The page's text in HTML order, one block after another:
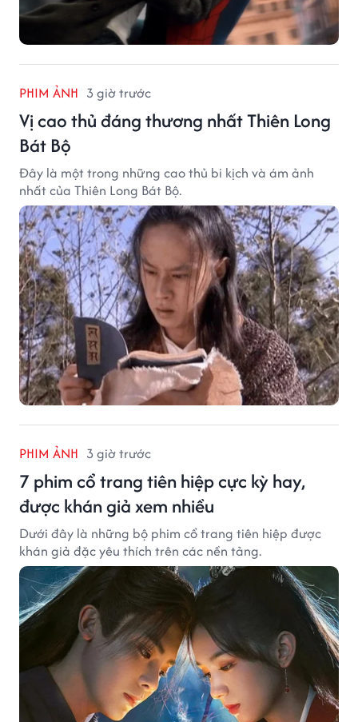
PHIM ẢNH 3 giờ trước
Vị cao thủ đáng thương nhất Thiên Long
Bát Bộ
Đây là một trong những cao thủ bi kịch và ám ảnh
nhất của Thiên Long Bát Bộ.
PHIM ẢNH 3 giờ trước
7 phim cổ trang tiên hiệp cực kỳ hay,
được khán giả xem nhiều
Dưới đây là những bộ phim cổ trang tiên hiệp được
khán giả đặc yêu thích trên các nền tảng.